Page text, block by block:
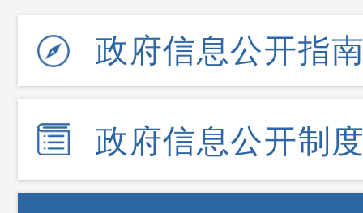
政府信息公开指
政府信息公开制